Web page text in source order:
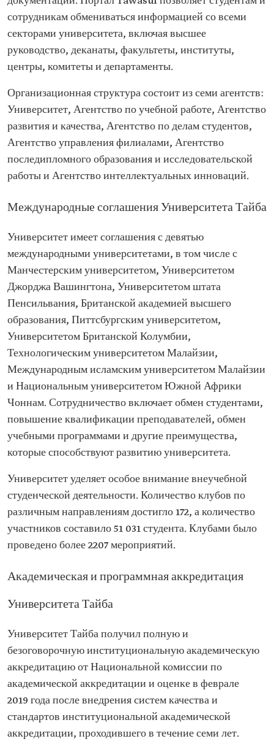
сотрудникам обмениваться информацией со всеми
секторами университета, включая высшее
руководство, деканаты, факультеты, институты,
центры, комитеты и департаменты.
Организационная структура состоит из семи агентств:
Университет, Агентство по учебной работе, Агентство
развития и качества, Агентство по делам студентов,
Агентство управления филиалами, Агентство
последипломного образования и исследовательской
работы и Агентство интеллектуальных инноваций.
Международные соглашения Университета Тайба
Университет имеет соглашения с девятью
международными университетами, в том числе с
Манчестерским университетом, Университетом
Джорджа Вашингтона, Университетом штата
Пенсильвания, Британской академией высшего
образования, Питтсбургским университетом,
Университетом Британской Колумбии,
Технологическим университетом Малайзии,
Международным исламским университетом Малайзии
и Национальным университетом Южной Африки
Чоннам. Сотрудничество включает обмен студентами,
повышение квалификации преподавателей, обмен
учебными программами и другие преимущества,
которые способствуют развитию университета.
Университет уделяет особое внимание внеучебной
студенческой деятельности. Количество клубов по
различным направлениям достигло 172, а количество
участников составило 51 031 студента. Клубами было
проведено более 2207 мероприятий.
Академическая и программная аккредитация
Университета Тайба
Университет Тайба получил полную и
безоговорочную институциональную академическую
аккредитацию от Национальной комиссии по
академической аккредитации и оценке в феврале
2019 года после внедрения систем качества и
стандартов институциональной академической
аккредитации, проходившего в течение семи лет.